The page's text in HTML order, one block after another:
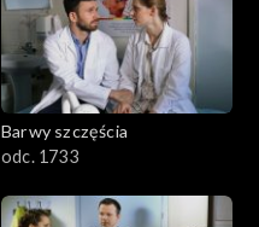
Barwy szczęścia
odc. 1733